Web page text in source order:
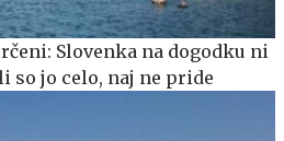
Slovenka na dogodku ni
so jo celo, naj ne pride